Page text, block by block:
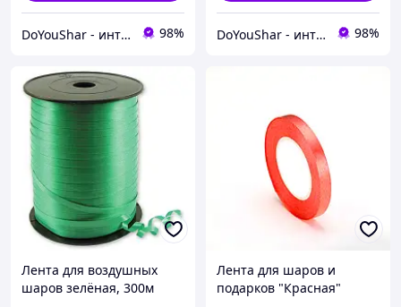
DoYouShar - интернет-магазин товаров для праздника 98% DoYouShar - интернет-магазин товаров для праздника 98%
Лента для воздушных
шаров зелёная, 300м
Лента для шаров и
подарков "Красная"